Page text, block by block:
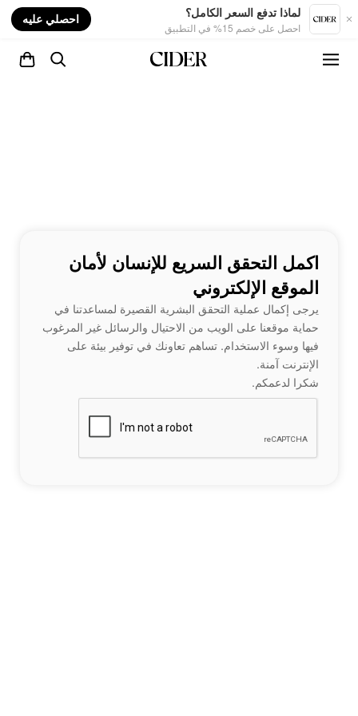
لماذا تدفع السعر الكامل؟
احصل على خصم 15% في التطبيق
احصلي عليه
اكمل التحقق السريع للإنسان لأمان
الموقع الإلكتروني
يرجى إكمال عملية التحقق البشرية القصيرة لمساعدتنا في
حماية موقعنا على الويب من الاحتيال والرسائل غير المرغوب
فيها وسوء الاستخدام. تساهم تعاونك في توفير بيئة على
الإنترنت آمنة.
شكرا لدعمكم.